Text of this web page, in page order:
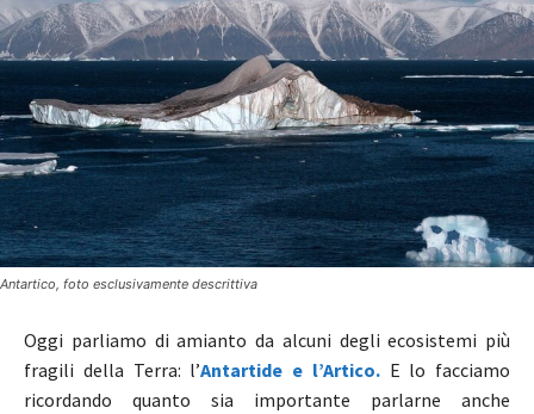
Antartico, foto esclusivamente descrittiva
Oggi parliamo di amianto da alcuni degli ecosistemi più
fragili della Terra: l’Antartide e l’Artico.E lo facciamo
ricordando quanto sia importante parlarne anche